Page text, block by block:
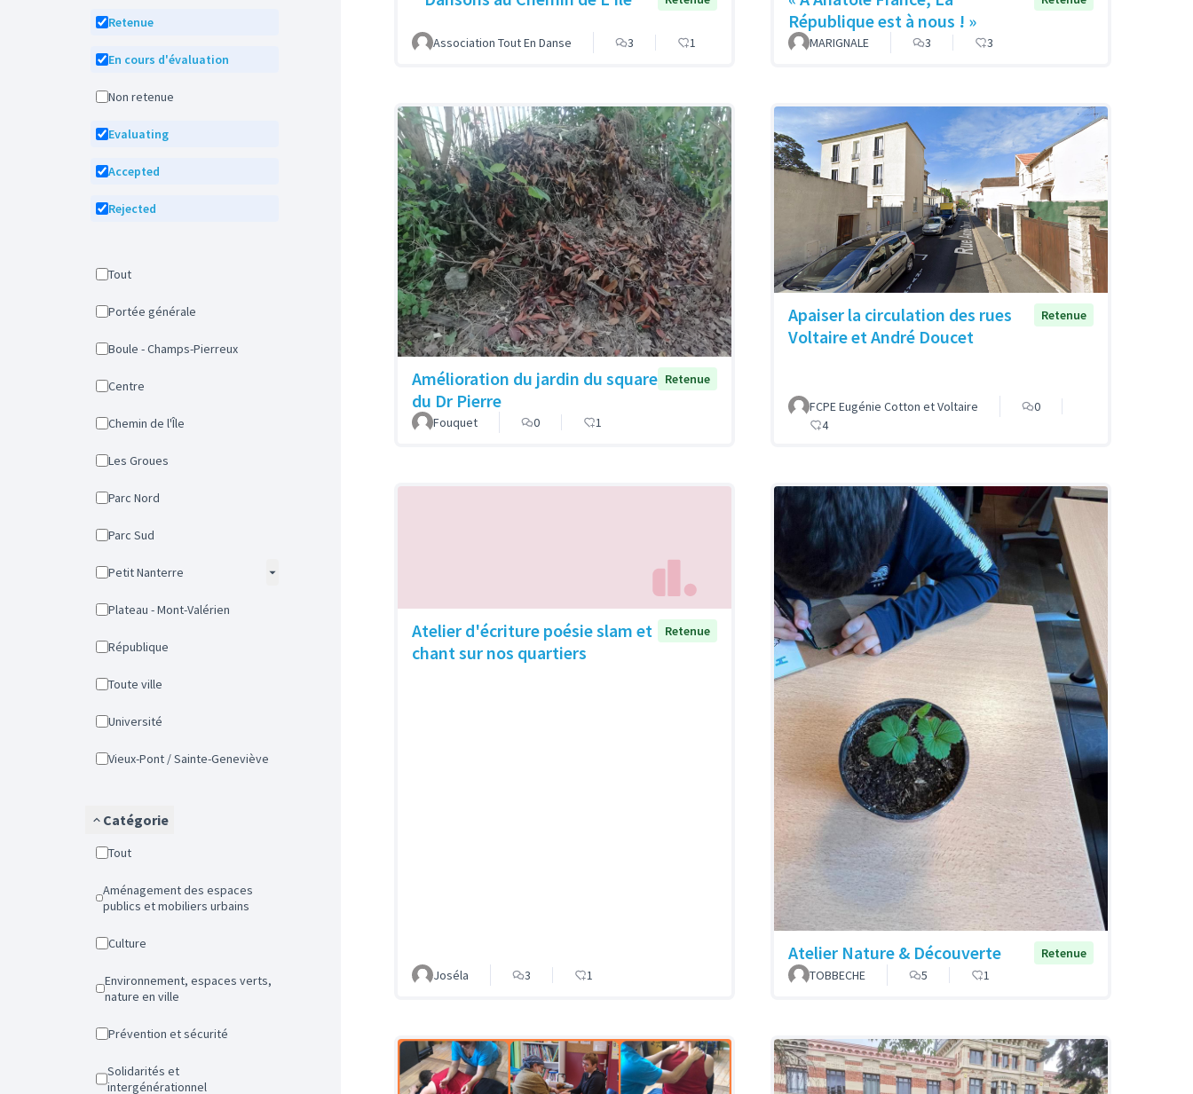
Retenue
En cours d'évaluation
Non retenue
Evaluating
Accepted
Rejected
Tout
Portée générale
Boule - Champs-Pierreux
Centre
Chemin de l'Île
Les Groues
Parc Nord
Parc Sud
Petit Nanterre
Plateau - Mont-Valérien
République
Toute ville
Université
Vieux-Pont / Sainte-Geneviève
Catégorie
Tout
Aménagement des espaces
publics et mobiliers urbains
Culture
Environnement, espaces verts,
nature en ville
Prévention et sécurité
Solidarités et
intergénérationnel
Association Tout En Danse 3 1
République est à nous ! »
MARIGNALE 3 3
Amélioration du jardin du square
du Dr Pierre
Retenue
Fouquet 0 1
Apaiser la circulation des rues
Voltaire et André Doucet
Retenue
FCPE Eugénie Cotton et Voltaire
0
4
Atelier d'écriture poésie slam et
chant sur nos quartiers
Retenue
Joséla 3 1
Atelier Nature & Découverte
Retenue
TOBBECHE
5 1